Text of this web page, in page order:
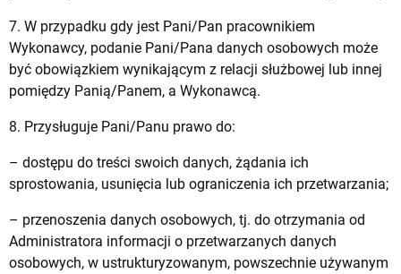
7. W przypadku gdy jest Pani/Pan pracownikiem
Wykonawcy, podanie Pani/Pana danych osobowych może
być obowiązkiem wynikającym z relacji służbowej lub innej
pomiędzy Panią/Panem, a Wykonawcą.
8. Przysługuje Pani/Panu prawo do:
– dostępu do treści swoich danych, żądania ich
sprostowania, usunięcia lub ograniczenia ich przetwarzania;
– przenoszenia danych osobowych, tj. do otrzymania od
Administratora informacji o przetwarzanych danych
osobowych, w ustrukturyzowanym, powszechnie używanym